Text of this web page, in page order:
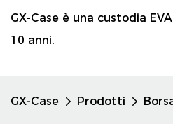
GX-Case è una custodia
10 anni.
GX-Case Prodotti